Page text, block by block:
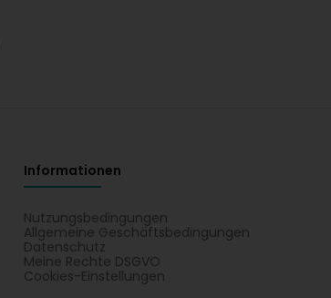
Informationen
Nutzungsbedingungen
Allgemeine Geschäftsbedingungen
Datenschutz
Meine Rechte DSGVO
Cookies-Einstellungen